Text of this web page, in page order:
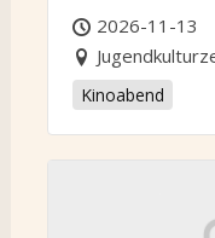
2026-11-13
Kinoabend